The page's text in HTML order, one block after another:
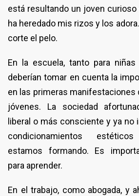
está resultando un joven curioso
ha heredado mis rizos y los
corte el pelo.
En la escuela, tanto para
deberían tomar en cuenta la
en las primeras manifestaciones
jóvenes. La sociedad
liberal o más consciente y ya
condicionamientos
estamos formando. Es
para aprender.
En el trabajo, como abogada, y